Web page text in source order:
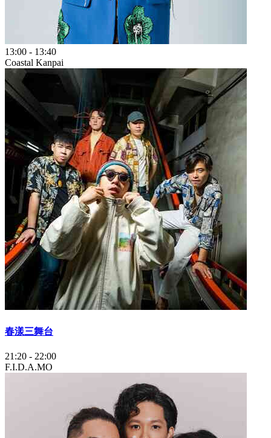
13:00 - 13:40
Coastal Kanpai
春漾三舞台
21:20 - 22:00
F.I.D.A.MO